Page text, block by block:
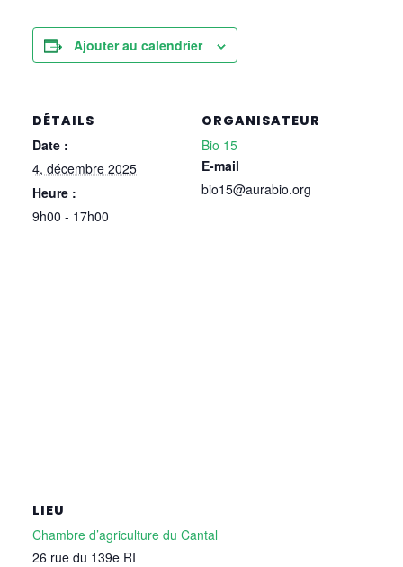
Ajouter au calendrier
DÉTAILS
Date :
4, décembre 2025
Heure :
9h00 - 17h00
ORGANISATEUR
Bio 15
E-mail
bio15@aurabio.org
LIEU
Chambre d’agriculture du Cantal
26 rue du 139e RI